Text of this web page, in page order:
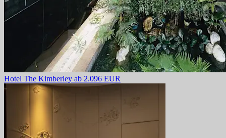
Hotel The Kimberley ab 2.096 EUR